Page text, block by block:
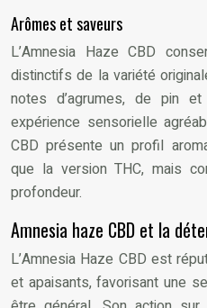
Arômes et saveurs
L’Amnesia Haze CBD
distinctifs de la variété
notes d’agrumes, de pin
expérience sensorielle
CBD présente un profil
que la version THC, mais
profondeur.
Amnesia haze CBD et la
L’Amnesia Haze CBD est
et apaisants, favorisant une